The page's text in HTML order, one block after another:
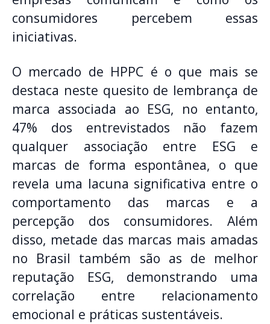
consumidores percebem essas
iniciativas.
O mercado de HPPC é o que mais se
destaca neste quesito de lembrança de
marca associada ao ESG, no entanto,
47% dos entrevistados não fazem
qualquer associação entre ESG e
marcas de forma espontânea, o que
revela uma lacuna significativa entre o
comportamento das marcas e a
percepção dos consumidores. Além
disso, metade das marcas mais amadas
no Brasil também são as de melhor
reputação ESG, demonstrando uma
correlação entre relacionamento
emocional e práticas sustentáveis.